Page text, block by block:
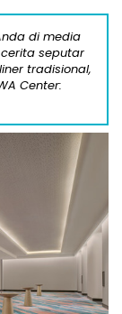
di media
seputar
tradisional,
Center: